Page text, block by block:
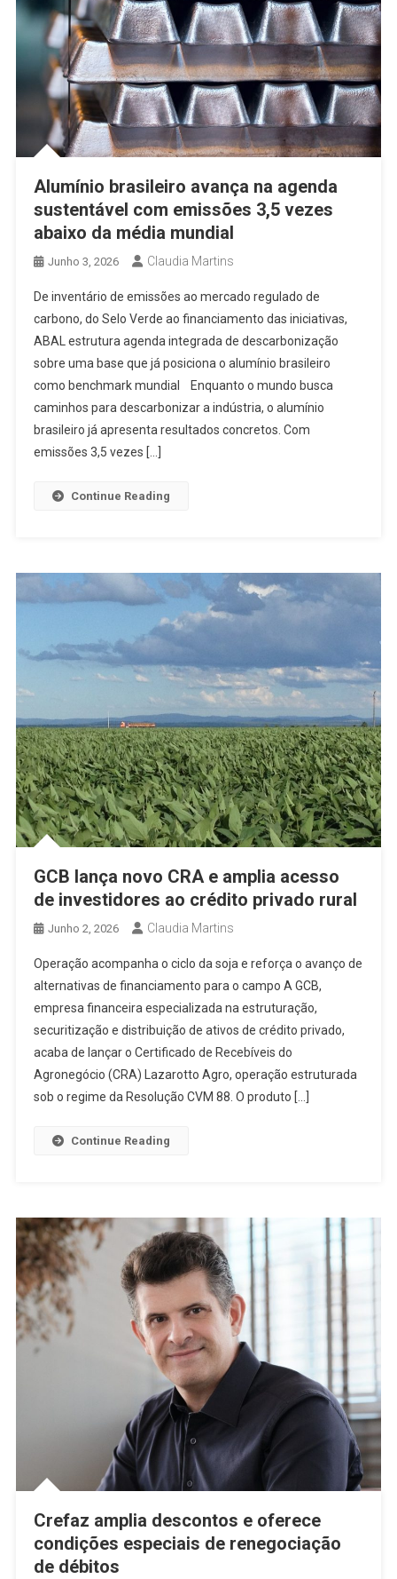
Alumínio brasileiro avança na agenda
sustentável com emissões 3,5 vezes
abaixo da média mundial
Junho 3, 2026 Claudia Martins
De inventário de emissões ao mercado regulado de
carbono, do Selo Verde ao financiamento das iniciativas,
ABAL estrutura agenda integrada de descarbonização
sobre uma base que já posiciona o alumínio brasileiro
como benchmark mundial Enquanto o mundo busca
caminhos para descarbonizar a indústria, o alumínio
brasileiro já apresenta resultados concretos. Com
emissões 3,5 vezes […]
Continue Reading
GCB lança novo CRA e amplia acesso
de investidores ao crédito privado rural
Junho 2, 2026 Claudia Martins
Operação acompanha o ciclo da soja e reforça o avanço de
alternativas de financiamento para o campo A GCB,
empresa financeira especializada na estruturação,
securitização e distribuição de ativos de crédito privado,
acaba de lançar o Certificado de Recebíveis do
Agronegócio (CRA) Lazarotto Agro, operação estruturada
sob o regime da Resolução CVM 88. O produto […]
Continue Reading
Crefaz amplia descontos e oferece
condições especiais de renegociação
de débitos